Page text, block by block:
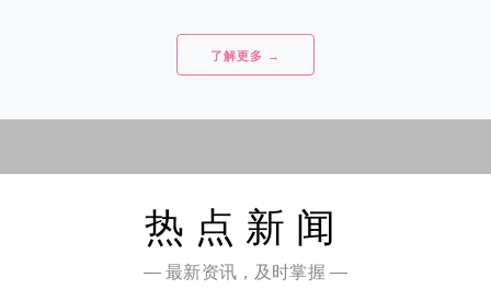
了解更多 →
热点新闻
— 最新资讯，及时掌握 —